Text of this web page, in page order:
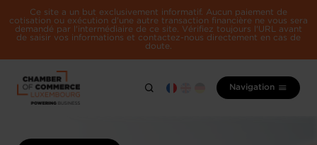
Ce site a un but exclusivement informatif. Aucun paiement de
cotisation ou exécution d'une autre transaction financière ne vous sera
demandé par l'intermédiaire de ce site. Vérifiez toujours l'URL avant
de saisir vos informations et contactez-nous directement en cas de
doute.
Navigation